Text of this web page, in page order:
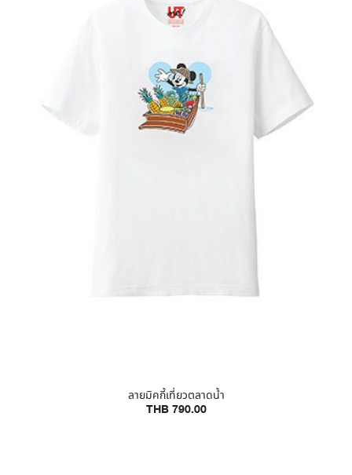
ลายมิคกี้เที่ยวตลาดน้ำ
THB 790.00